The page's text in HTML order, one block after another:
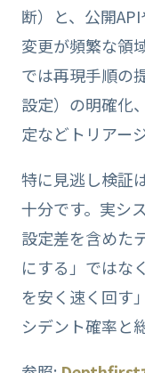
断）と、公開
変更が頻繁な領
では再現手順の
設定）の明確化
定などトリアー
特に見逃し検証
十分です。実シ
設定差を含めた
にする」ではな
を安く速く回す
シデント確率と